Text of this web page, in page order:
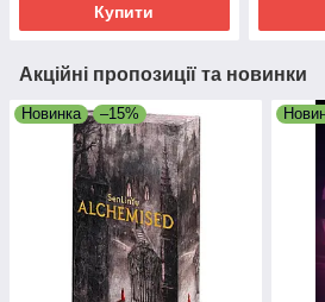
Купити
Акційні пропозиції та новинки
Новинка –15%